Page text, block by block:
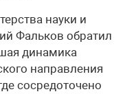
науки и
Фальков обратил
динамика
направления
сосредоточено